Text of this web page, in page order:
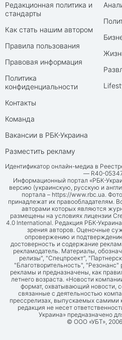
Редакционная политика и
стандарты
Как стать нашим автором
Правила пользования
Правовая информация
Политика
конфиденциальности
Контакты
Команда
Вакансии в РБК-Украина
Разместить рекламу
Идентификатор онлайн-медиа в
— R40-
Информационный портал «РБК-
версию (украинскую, русскую и
портала – https://www.rbc.ua.
принадлежат их правообладателям.
авторами которых являются
размещены на условиях лицензии
4.0 International. Редакция РБК-
зрения авторов. Оценочные
опровержению и
достоверность и содержание
рекламодатель. Материалы,
релизы", "Спецпроект",
"Благотворительность",
рекламы и предназначены, как
летнего возраста. «Новости
формат, охватывающий новости,
связанные с деятельностью
прессрелизах, выпускаемых самими
редакция не несет
Украина» предназначено
© ООО «УБТ»,